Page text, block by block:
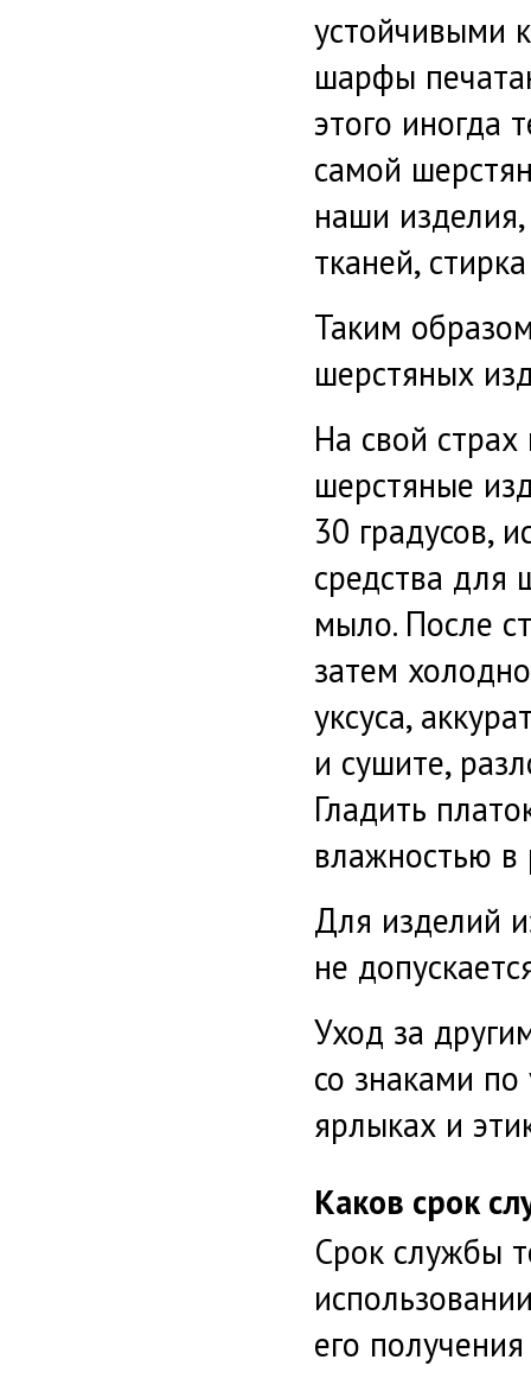
устойчивыми
шарфы
этого иногда
самой
наши
тканей,
Таким
шерстяных
На свой
шерстяные
30 градусов,
средства для
мыло. После
затем
уксуса,
и сушите,
Гладить
влажностью в
Для изделий
не
Уход за
со знаками
ярлыках и
Каков срок
Срок службы
его